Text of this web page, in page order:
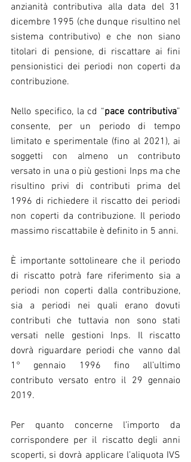
anzianità contributiva alla data del 31
dicembre 1995 (che dunque risultino nel
sistema contributivo) e che non siano
titolari di pensione, di riscattare ai fini
pensionistici dei periodi non coperti da
contribuzione.
Nello specifico, la cd “pace contributiva”
consente, per un periodo di tempo
limitato e sperimentale (fino al 2021), ai
soggetti con almeno un contributo
versato in una o più gestioni Inps ma che
risultino privi di contributi prima del
1996 di richiedere il riscatto dei periodi
non coperti da contribuzione. Il periodo
massimo riscattabile è definito in 5 anni.
È importante sottolineare che il periodo
di riscatto potrà fare riferimento sia a
periodi non coperti dalla contribuzione,
sia a periodi nei quali erano dovuti
contributi che tuttavia non sono stati
versati nelle gestioni Inps. Il riscatto
dovrà riguardare periodi che vanno dal
1° gennaio 1996 fino all’ultimo
contributo versato entro il 29 gennaio
2019.
Per quanto concerne l’importo da
corrispondere per il riscatto degli anni
scoperti, si dovrà applicare l’aliquota IVS